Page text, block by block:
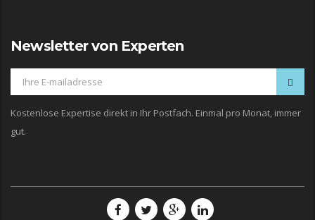
Newsletter von Experten
Kostenlose Expertise direkt in Ihr Postfach. Einmal pro Monat, immer
gut.